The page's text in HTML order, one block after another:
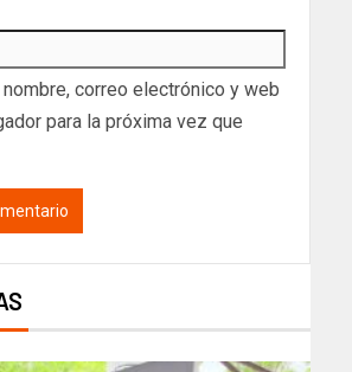
nombre, correo electrónico y web
para la próxima vez que